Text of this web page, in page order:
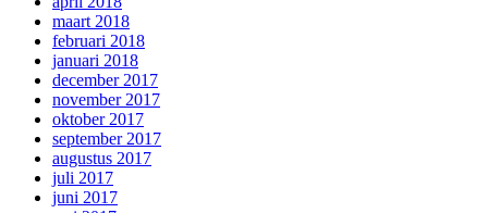
maart 2018
februari 2018
januari 2018
december 2017
november 2017
oktober 2017
september 2017
augustus 2017
juli 2017
juni 2017